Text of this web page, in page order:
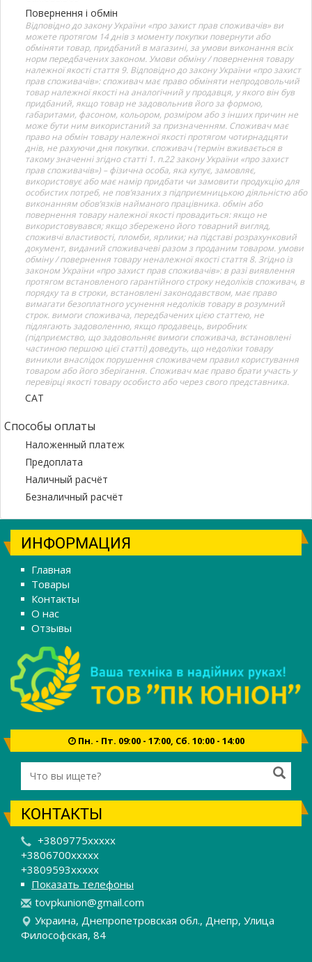
Повернення і обмін
Відповідно до закону України «про захист прав споживачів» ви
можете протягом 14 днів з моменту покупки повернути або
обміняти товар, придбаний в магазині, за умови виконання всіх
норм передбачених законом. Умови обміну / повернення товару
належної якості стаття 9. Відповідно до закону України «про захист
прав споживачів»: споживач має право обміняти непродовольчий
товар належної якості на аналогічний у продавця, у якого він був
придбаний, якщо товар не задовольнив його за формою,
габаритами, фасоном, кольором, розміром або з інших причин не
може бути ним використаний за призначенням. Споживач має
право на обмін товару належної якості протягом чотирнадцяти
днів, не рахуючи дня покупки. споживач (термін вживається в
такому значенні згідно статті 1. п.22 закону України «про захист
прав споживачів») – фізична особа, яка купує, замовляє,
використовує або має намір придбати чи замовити продукцію для
особистих потреб, не пов’язаних з підприємницькою діяльністю або
виконанням обов’язків найманого працівника. обмін або
повернення товару належної якості провадиться: якщо не
використовувався; якщо збережено його товарний вигляд,
споживчі властивості, пломби, ярлики; на підставі розрахунковий
документ, виданий споживачеві разом з проданим товаром. умови
обміну / повернення товару неналежної якості стаття 8. Згідно із
законом України «про захист прав споживачів»: в разі виявлення
протягом встановленого гарантійного строку недоліків споживач, в
порядку та в строки, встановлені законодавством, має право
вимагати безоплатного усунення недоліків товару в розумний
строк. вимоги споживача, передбачених цією статтею, не
підлягають задоволенню, якщо продавець, виробник
(підприємство, що задовольняє вимоги споживача, встановлені
частиною першою цієї статті) доведуть, що недоліки товару
виникли внаслідок порушення споживачем правил користування
товаром або його зберігання. Споживач має право брати участь у
перевірці якості товару особисто або через свого представника.
САТ
Способы оплаты
Наложенный платеж
Предоплата
Наличный расчёт
Безналичный расчёт
ИНФОРМАЦИЯ
Главная
Товары
Контакты
О нас
Отзывы
Пн. - Пт. 09:00 - 17:00, Сб. 10:00 - 14:00
КОНТАКТЫ
+3809775xxxxx
+3806700xxxxx
+3809593xxxxx
Показать телефоны
tovpkunion@gmail.com
Украина, Днепропетровская обл., Днепр, Улица
Философская, 84